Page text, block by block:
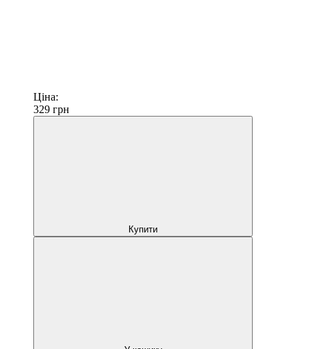
Ціна:
329 грн
Купити